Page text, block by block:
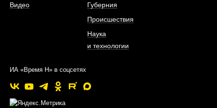
Видео
Губерния
Происшествия
Наука
и технологии
ИА «Время Н» в соцсетях